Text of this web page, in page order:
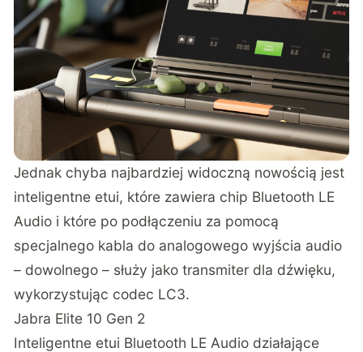
Jednak chyba najbardziej widoczną nowością jest
inteligentne etui, które zawiera chip Bluetooth LE
Audio i które po podłączeniu za pomocą
specjalnego kabla do analogowego wyjścia audio
– dowolnego – służy jako transmiter dla dźwięku,
wykorzystując codec LC3.
Jabra Elite 10 Gen 2
Inteligentne etui Bluetooth LE Audio działające